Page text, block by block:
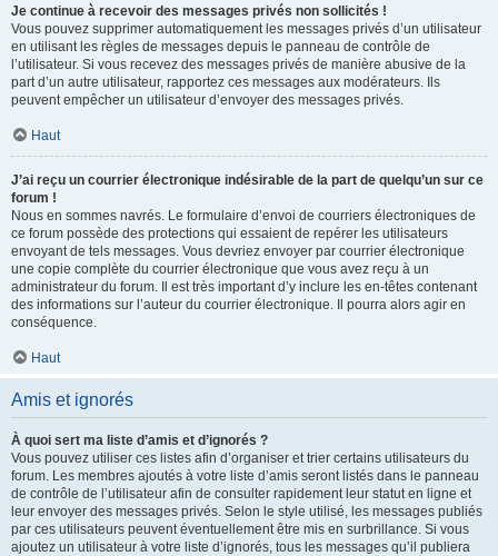
Je continue à recevoir des messages privés non sollicités !
Vous pouvez supprimer automatiquement les messages privés d’un utilisateur
en utilisant les règles de messages depuis le panneau de contrôle de
l’utilisateur. Si vous recevez des messages privés de manière abusive de la
part d’un autre utilisateur, rapportez ces messages aux modérateurs. Ils
peuvent empêcher un utilisateur d’envoyer des messages privés.
Haut
J’ai reçu un courrier électronique indésirable de la part de quelqu’un sur ce
forum !
Nous en sommes navrés. Le formulaire d’envoi de courriers électroniques de
ce forum possède des protections qui essaient de repérer les utilisateurs
envoyant de tels messages. Vous devriez envoyer par courrier électronique
une copie complète du courrier électronique que vous avez reçu à un
administrateur du forum. Il est très important d’y inclure les en-têtes contenant
des informations sur l’auteur du courrier électronique. Il pourra alors agir en
conséquence.
Haut
Amis et ignorés
À quoi sert ma liste d’amis et d’ignorés ?
Vous pouvez utiliser ces listes afin d’organiser et trier certains utilisateurs du
forum. Les membres ajoutés à votre liste d’amis seront listés dans le panneau
de contrôle de l’utilisateur afin de consulter rapidement leur statut en ligne et
leur envoyer des messages privés. Selon le style utilisé, les messages publiés
par ces utilisateurs peuvent éventuellement être mis en surbrillance. Si vous
ajoutez un utilisateur à votre liste d’ignorés, tous les messages qu’il publiera